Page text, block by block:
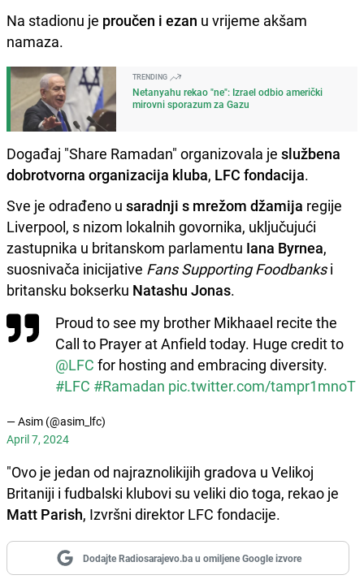
Na stadionu je proučen i ezan u vrijeme akšam
namaza.
TRENDING
Netanyahu rekao "ne": Izrael odbio američki
mirovni sporazum za Gazu
Događaj "Share Ramadan" organizovala je službena
dobrotvorna organizacija kluba, LFC fondacija.
Sve je odrađeno u saradnji s mrežom džamija regije
Liverpool, s nizom lokalnih govornika, uključujući
zastupnika u britanskom parlamentu Iana Byrnea,
suosnivača inicijative Fans Supporting Foodbanksi
britansku bokserku Natashu Jonas.
Proud to see my brother Mikhaael recite the
Call to Prayer at Anfield today. Huge credit to
@LFC for hosting and embracing diversity.
#LFC #Ramadan pic.twitter.com/tampr1mnoT
— Asim (@asim_lfc)
April 7, 2024
"Ovo je jedan od najraznolikijih gradova u Velikoj
Britaniji i fudbalski klubovi su veliki dio toga, rekao je
Matt Parish, Izvršni direktor LFC fondacije.
Dodajte Radiosarajevo.ba u omiljene Google izvore